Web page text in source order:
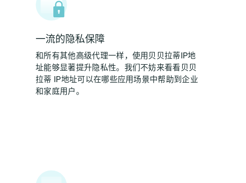
一流的隐私保障
和所有其他高级代理一样，使用贝贝拉蒂IP地
址能够显著提升隐私性。我们不妨来看看贝贝
拉蒂 IP地址可以在哪些应用场景中帮助到企业
和家庭用户。